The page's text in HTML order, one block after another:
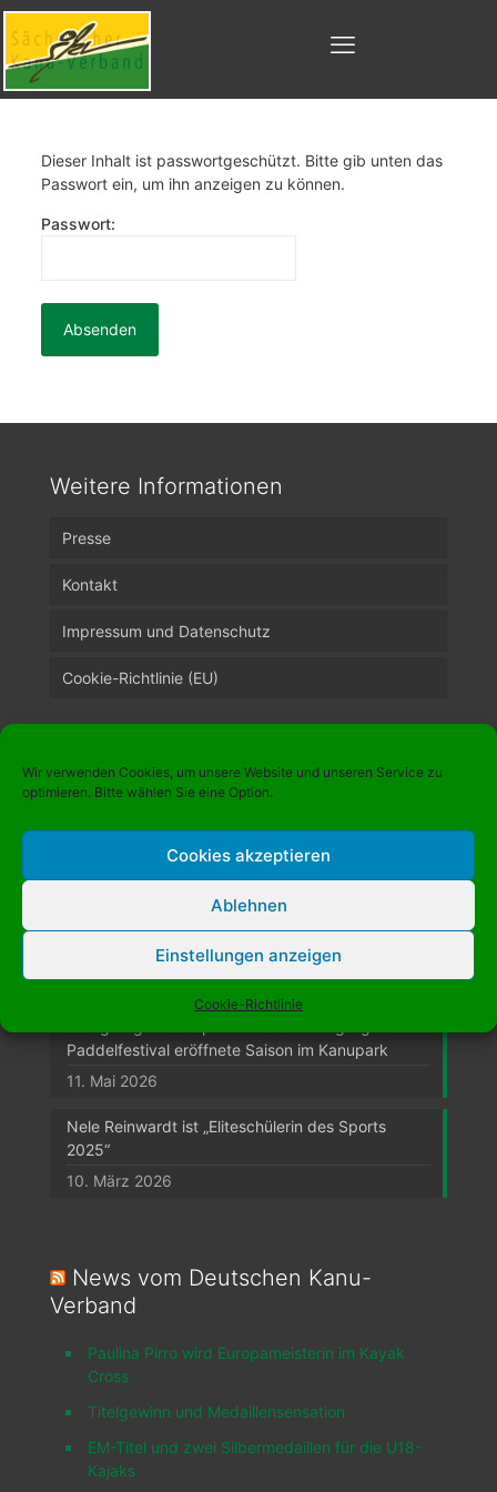
Wir verwenden Cookies, um unsere Website und unseren Service zu
optimieren. Bitte wählen Sie eine Option.
Cookies akzeptieren
Ablehnen
Einstellungen anzeigen
Cookie-Richtlinie
Dieser Inhalt ist passwortgeschützt. Bitte gib unten das
Passwort ein, um ihn anzeigen zu können.
Passwort:
Weitere Informationen
Presse
Kontakt
Impressum und Datenschutz
Cookie-Richtlinie (EU)
Neueste Beiträge
16. Landessportspiele 50plus
19. Juli 2026
Paddelfestival eröffnete Saison im Kanupark
11. Mai 2026
Nele Reinwardt ist „Eliteschülerin des Sports
2025“
10. März 2026
News vom Deutschen Kanu-
Verband
Paulina Pirro wird Europameisterin im Kayak
Cross
Titelgewinn und Medaillensensation
EM-Titel und zwei Silbermedaillen für die U18-
Kajaks